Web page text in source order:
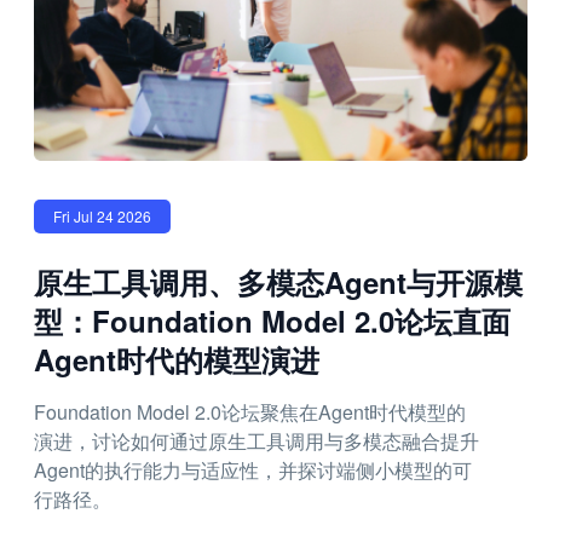
Fri Jul 24 2026
原生工具调用、多模态Agent与开源模
型：Foundation Model 2.0论坛直面
Agent时代的模型演进
Foundation Model 2.0论坛聚焦在Agent时代模型的
演进，讨论如何通过原生工具调用与多模态融合提升
Agent的执行能力与适应性，并探讨端侧小模型的可
行路径。